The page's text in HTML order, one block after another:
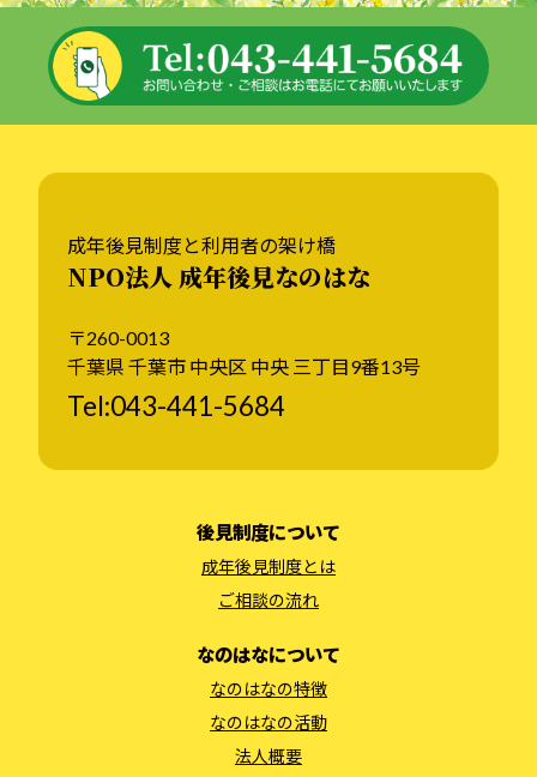
成年後見制度と利用者の架け橋
NPO法人 成年後見なのはな
〒260-0013
千葉県 千葉市 中央区 中央 三丁目9番13号
Tel:043-441-5684
後見制度について
成年後見制度とは
ご相談の流れ
なのはなについて
なのはなの特徴
なのはなの活動
法人概要